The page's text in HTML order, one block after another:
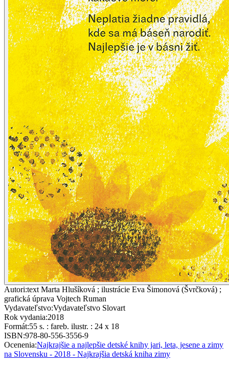
Autori:text Marta Hlušíková ; ilustrácie Eva Šimonová (Švrčková) ;
grafická úprava Vojtech Ruman
Vydavateľstvo:Vydavateľstvo Slovart
Rok vydania:2018
Formát:55 s. : fareb. ilustr. : 24 x 18
ISBN:978-80-556-3556-9
Ocenenia:Najkrajšie a najlepšie detské knihy jari, leta, jesene a zimy
na Slovensku - 2018 - Najkrajšia detská kniha zimy